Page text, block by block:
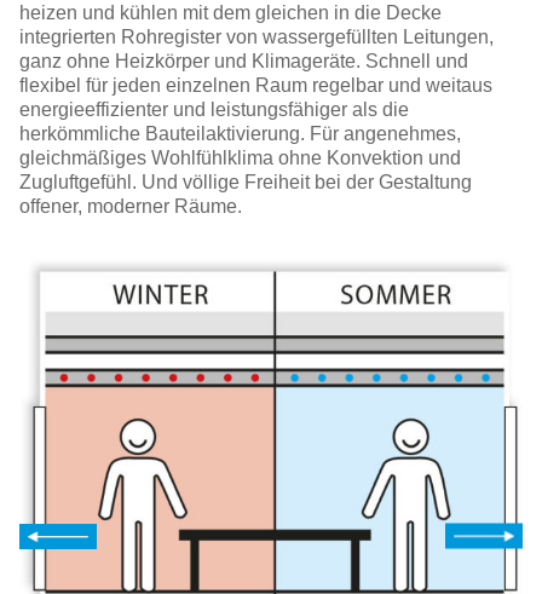
heizen und kühlen mit dem gleichen in die Decke
integrierten Rohregister von wassergefüllten Leitungen,
ganz ohne Heizkörper und Klimageräte. Schnell und
flexibel für jeden einzelnen Raum regelbar und weitaus
energieeffizienter und leistungsfähiger als die
herkömmliche Bauteilaktivierung. Für angenehmes,
gleichmäßiges Wohlfühlklima ohne Konvektion und
Zugluftgefühl. Und völlige Freiheit bei der Gestaltung
offener, moderner Räume.